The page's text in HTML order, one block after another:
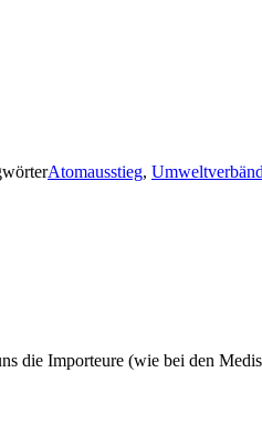
Atomausstieg,
die Importeure (wie bei den